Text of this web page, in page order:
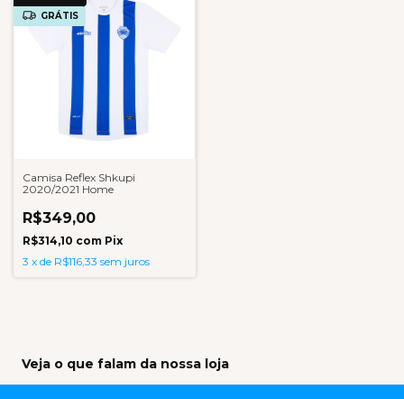
GRÁTIS
Camisa Reflex Shkupi
2020/2021 Home
R$349,00
R$314,10 com Pix
3 x de R$116,33 sem juros
Veja o que falam da nossa loja